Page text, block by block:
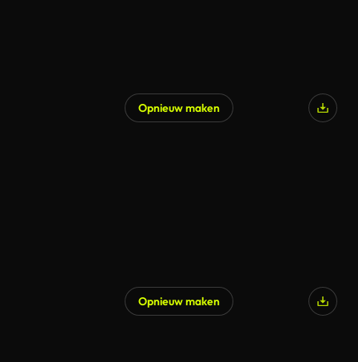
Opnieuw maken
Opnieuw maken